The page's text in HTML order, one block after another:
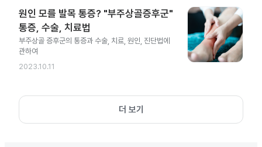
원인 모를 발목 통증? "부주상골증후군"
통증, 수술, 치료법
부주상골 증후군의 통증과 수술, 치료, 원인, 진단법에
관하여
2023.10.11
더 보기